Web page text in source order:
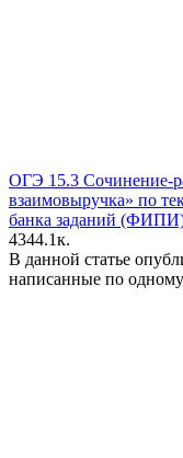
ОГЭ 15.3 Сочинение-
взаимовыручка» по
банка заданий
4344.1к.
В данной статье
написанные по